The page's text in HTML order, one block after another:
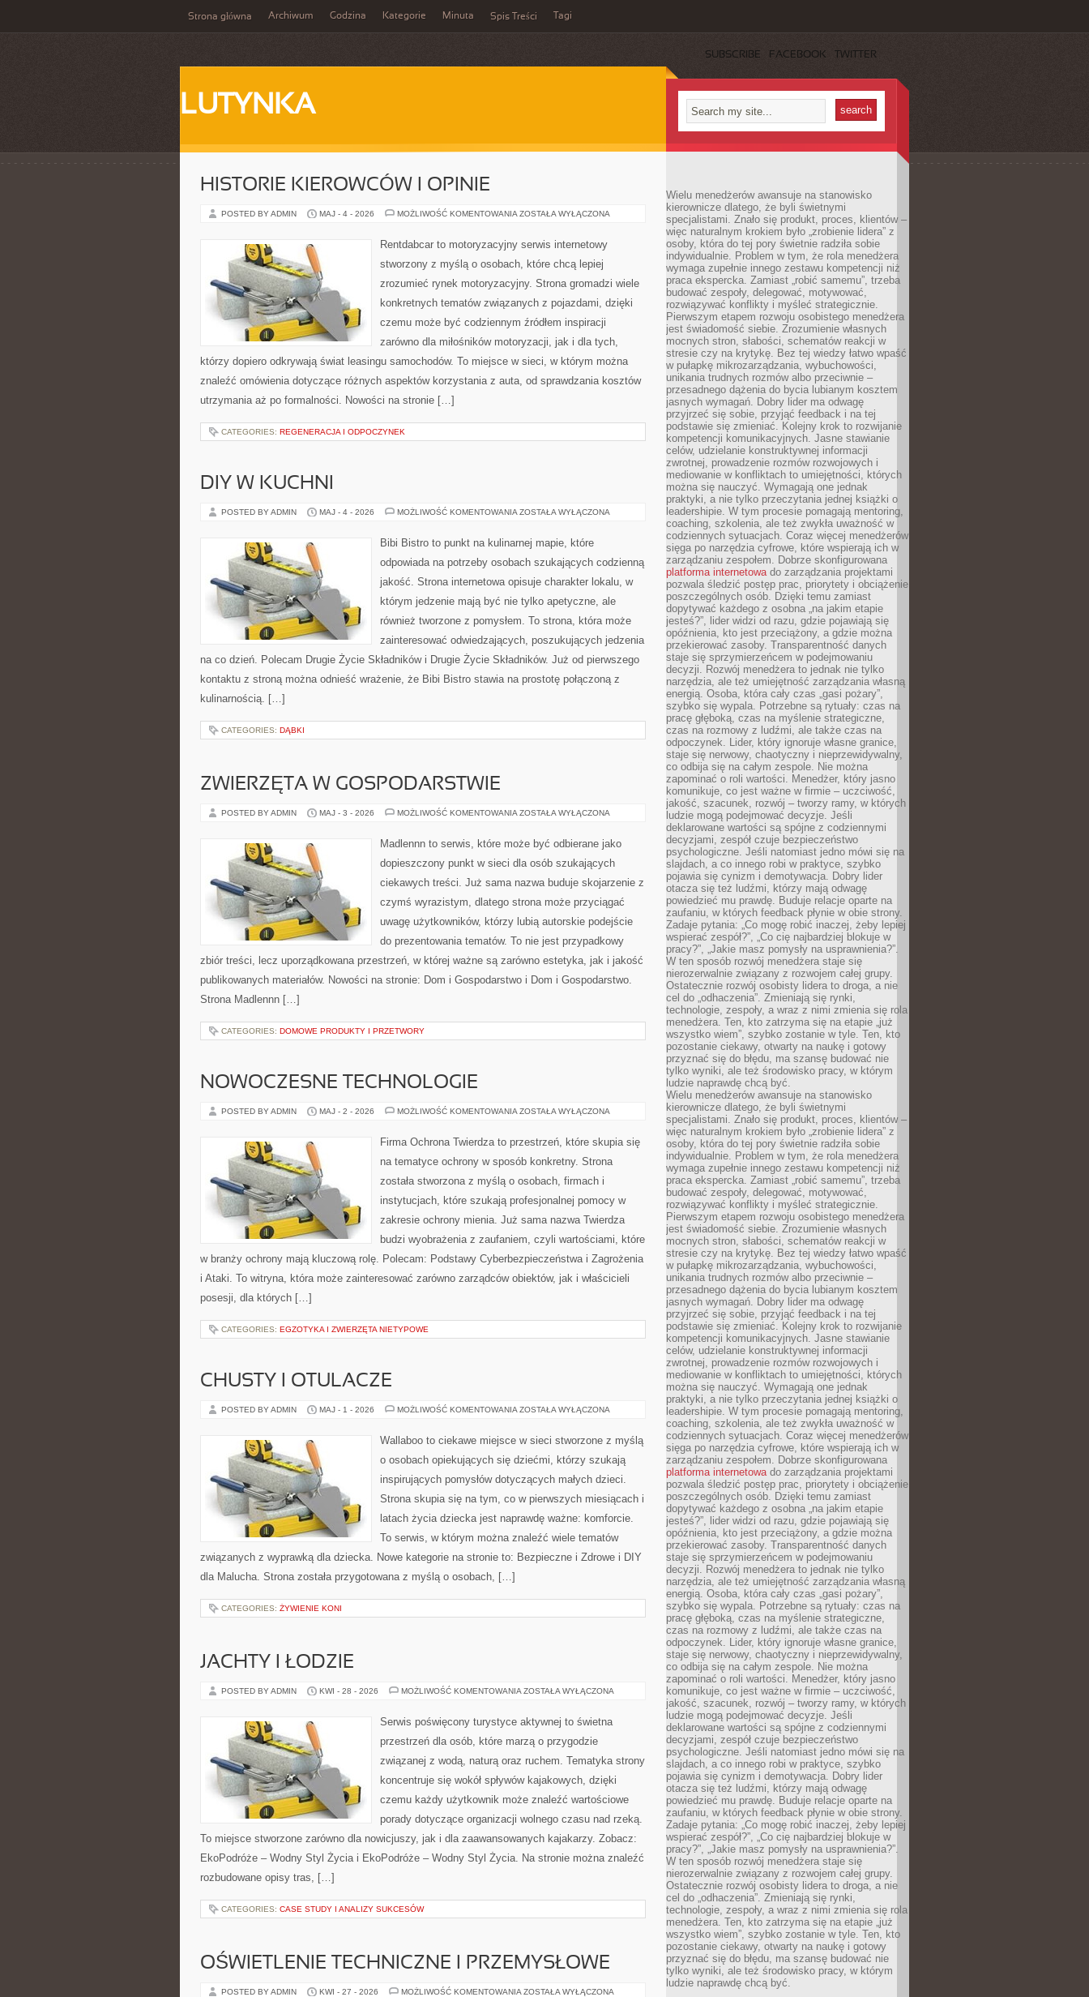
Strona główna Archiwum Godzina Kategorie Minuta Spis Treści Tagi
SUBSCRIBE FACEBOOK TWITTER
LUTYNKA
HISTORIE KIEROWCÓW I OPINIE
POSTED BY ADMIN MAJ - 4 - 2026 MOŻLIWOŚĆ KOMENTOWANIA HISTORIE
OPINIE
ZOSTAŁA WYŁĄCZONA
Rentdabcar to motoryzacyjny serwis internetowy
stworzony z myślą o osobach, które chcą lepiej
zrozumieć rynek motoryzacyjny. Strona gromadzi wiele
konkretnych tematów związanych z pojazdami, dzięki
czemu może być codziennym źródłem inspiracji
zarówno dla miłośników motoryzacji, jak i dla tych,
którzy dopiero odkrywają świat leasingu samochodów. To miejsce w sieci, w którym można
znaleźć omówienia dotyczące różnych aspektów korzystania z auta, od sprawdzania kosztów
utrzymania aż po formalności. Nowości na stronie […]
CATEGORIES: REGENERACJA I ODPOCZYNEK
DIY W KUCHNI
POSTED BY ADMIN MAJ - 4 - 2026 MOŻLIWOŚĆ KOMENTOWANIA DIY
ZOSTAŁA WYŁĄCZONA
Bibi Bistro to punkt na kulinarnej mapie, które
odpowiada na potrzeby osobach szukających codzienną
jakość. Strona internetowa opisuje charakter lokalu, w
którym jedzenie mają być nie tylko apetyczne, ale
również tworzone z pomysłem. To strona, która może
zainteresować odwiedzających, poszukujących jedzenia
na co dzień. Polecam Drugie Życie Składników i Drugie Życie Składników. Już od pierwszego
kontaktu z stroną można odnieść wrażenie, że Bibi Bistro stawia na prostotę połączoną z
kulinarnością. […]
CATEGORIES: DĄBKI
ZWIERZĘTA W GOSPODARSTWIE
POSTED BY ADMIN MAJ - 3 - 2026 MOŻLIWOŚĆ KOMENTOWANIA ZWIERZĘTA
ZOSTAŁA WYŁĄCZONA
Madlennn to serwis, które może być odbierane jako
dopieszczony punkt w sieci dla osób szukających
ciekawych treści. Już sama nazwa buduje skojarzenie z
czymś wyrazistym, dlatego strona może przyciągać
uwagę użytkowników, którzy lubią autorskie podejście
do prezentowania tematów. To nie jest przypadkowy
zbiór treści, lecz uporządkowana przestrzeń, w której ważne są zarówno estetyka, jak i jakość
publikowanych materiałów. Nowości na stronie: Dom i Gospodarstwo i Dom i Gospodarstwo.
Strona Madlennn […]
CATEGORIES: DOMOWE PRODUKTY I PRZETWORY
NOWOCZESNE TECHNOLOGIE
POSTED BY ADMIN MAJ - 2 - 2026 MOŻLIWOŚĆ KOMENTOWANIA NOWOCZESNE
ZOSTAŁA WYŁĄCZONA
Firma Ochrona Twierdza to przestrzeń, które skupia się
na tematyce ochrony w sposób konkretny. Strona
została stworzona z myślą o osobach, firmach i
instytucjach, które szukają profesjonalnej pomocy w
zakresie ochrony mienia. Już sama nazwa Twierdza
budzi wyobrażenia z zaufaniem, czyli wartościami, które
w branży ochrony mają kluczową rolę. Polecam: Podstawy Cyberbezpieczeństwa i Zagrożenia
i Ataki. To witryna, która może zainteresować zarówno zarządców obiektów, jak i właścicieli
posesji, dla których […]
CATEGORIES: EGZOTYKA I ZWIERZĘTA NIETYPOWE
CHUSTY I OTULACZE
POSTED BY ADMIN MAJ - 1 - 2026 MOŻLIWOŚĆ KOMENTOWANIA CHUSTY
ZOSTAŁA WYŁĄCZONA
Wallaboo to ciekawe miejsce w sieci stworzone z myślą
o osobach opiekujących się dziećmi, którzy szukają
inspirujących pomysłów dotyczących małych dzieci.
Strona skupia się na tym, co w pierwszych miesiącach i
latach życia dziecka jest naprawdę ważne: komforcie.
To serwis, w którym można znaleźć wiele tematów
związanych z wyprawką dla dziecka. Nowe kategorie na stronie to: Bezpieczne i Zdrowe i DIY
dla Malucha. Strona została przygotowana z myślą o osobach, […]
CATEGORIES: ŻYWIENIE KONI
JACHTY I ŁODZIE
POSTED BY ADMIN KWI - 28 - 2026 MOŻLIWOŚĆ KOMENTOWANIA JACHTY
ZOSTAŁA WYŁĄCZONA
Serwis poświęcony turystyce aktywnej to świetna
przestrzeń dla osób, które marzą o przygodzie
związanej z wodą, naturą oraz ruchem. Tematyka strony
koncentruje się wokół spływów kajakowych, dzięki
czemu każdy użytkownik może znaleźć wartościowe
porady dotyczące organizacji wolnego czasu nad rzeką.
To miejsce stworzone zarówno dla nowicjuszy, jak i dla zaawansowanych kajakarzy. Zobacz:
EkoPodróże – Wodny Styl Życia i EkoPodróże – Wodny Styl Życia. Na stronie można znaleźć
rozbudowane opisy tras, […]
CATEGORIES: CASE STUDY I ANALIZY SUKCESÓW
OŚWIETLENIE TECHNICZNE I PRZEMYSŁOWE
POSTED BY ADMIN KWI - 27 - 2026 MOŻLIWOŚĆ KOMENTOWANIA OŚWIETLENIE
ZOSTAŁA WYŁĄCZONA
Wielu menedżerów awansuje na stanowisko
kierownicze dlatego, że byli świetnymi
specjalistami. Znało się produkt, proces, klientów –
więc naturalnym krokiem było „zrobienie lidera” z
osoby, która do tej pory świetnie radziła sobie
indywidualnie. Problem w tym, że rola menedżera
wymaga zupełnie innego zestawu kompetencji niż
praca ekspercka. Zamiast „robić samemu”, trzeba
budować zespoły, delegować, motywować,
rozwiązywać konflikty i myśleć strategicznie.
Pierwszym etapem rozwoju osobistego menedżera
jest świadomość siebie. Zrozumienie własnych
mocnych stron, słabości, schematów reakcji w
stresie czy na krytykę. Bez tej wiedzy łatwo wpaść
w pułapkę mikrozarządzania, wybuchowości,
unikania trudnych rozmów albo przeciwnie –
przesadnego dążenia do bycia lubianym kosztem
jasnych wymagań. Dobry lider ma odwagę
przyjrzeć się sobie, przyjąć feedback i na tej
podstawie się zmieniać. Kolejny krok to rozwijanie
kompetencji komunikacyjnych. Jasne stawianie
celów, udzielanie konstruktywnej informacji
zwrotnej, prowadzenie rozmów rozwojowych i
mediowanie w konfliktach to umiejętności, których
można się nauczyć. Wymagają one jednak
praktyki, a nie tylko przeczytania jednej książki o
leadershipie. W tym procesie pomagają mentoring,
coaching, szkolenia, ale też zwykła uważność w
codziennych sytuacjach. Coraz więcej menedżerów
sięga po narzędzia cyfrowe, które wspierają ich w
zarządzaniu zespołem. Dobrze skonfigurowana
platforma internetowado zarządzania projektami
pozwala śledzić postęp prac, priorytety i obciążenie
poszczególnych osób. Dzięki temu zamiast
dopytywać każdego z osobna „na jakim etapie
jesteś?”, lider widzi od razu, gdzie pojawiają się
opóźnienia, kto jest przeciążony, a gdzie można
przekierować zasoby. Transparentność danych
staje się sprzymierzeńcem w podejmowaniu
decyzji. Rozwój menedżera to jednak nie tylko
narzędzia, ale też umiejętność zarządzania własną
energią. Osoba, która cały czas „gasi pożary”,
szybko się wypala. Potrzebne są rytuały: czas na
pracę głęboką, czas na myślenie strategiczne,
czas na rozmowy z ludźmi, ale także czas na
odpoczynek. Lider, który ignoruje własne granice,
staje się nerwowy, chaotyczny i nieprzewidywalny,
co odbija się na całym zespole. Nie można
zapominać o roli wartości. Menedżer, który jasno
komunikuje, co jest ważne w firmie – uczciwość,
jakość, szacunek, rozwój – tworzy ramy, w których
ludzie mogą podejmować decyzje. Jeśli
deklarowane wartości są spójne z codziennymi
decyzjami, zespół czuje bezpieczeństwo
psychologiczne. Jeśli natomiast jedno mówi się na
slajdach, a co innego robi w praktyce, szybko
pojawia się cynizm i demotywacja. Dobry lider
otacza się też ludźmi, którzy mają odwagę
powiedzieć mu prawdę. Buduje relacje oparte na
zaufaniu, w których feedback płynie w obie strony.
Zadaje pytania: „Co mogę robić inaczej, żeby lepiej
wspierać zespół?”, „Co cię najbardziej blokuje w
pracy?”, „Jakie masz pomysły na usprawnienia?”.
W ten sposób rozwój menedżera staje się
nierozerwalnie związany z rozwojem całej grupy.
Ostatecznie rozwój osobisty lidera to droga, a nie
cel do „odhaczenia”. Zmieniają się rynki,
technologie, zespoły, a wraz z nimi zmienia się rola
menedżera. Ten, kto zatrzyma się na etapie „już
wszystko wiem”, szybko zostanie w tyle. Ten, kto
pozostanie ciekawy, otwarty na naukę i gotowy
przyznać się do błędu, ma szansę budować nie
tylko wyniki, ale też środowisko pracy, w którym
ludzie naprawdę chcą być.
Wielu menedżerów awansuje na stanowisko
kierownicze dlatego, że byli świetnymi
specjalistami. Znało się produkt, proces, klientów –
więc naturalnym krokiem było „zrobienie lidera” z
osoby, która do tej pory świetnie radziła sobie
indywidualnie. Problem w tym, że rola menedżera
wymaga zupełnie innego zestawu kompetencji niż
praca ekspercka. Zamiast „robić samemu”, trzeba
budować zespoły, delegować, motywować,
rozwiązywać konflikty i myśleć strategicznie.
Pierwszym etapem rozwoju osobistego menedżera
jest świadomość siebie. Zrozumienie własnych
mocnych stron, słabości, schematów reakcji w
stresie czy na krytykę. Bez tej wiedzy łatwo wpaść
w pułapkę mikrozarządzania, wybuchowości,
unikania trudnych rozmów albo przeciwnie –
przesadnego dążenia do bycia lubianym kosztem
jasnych wymagań. Dobry lider ma odwagę
przyjrzeć się sobie, przyjąć feedback i na tej
podstawie się zmieniać. Kolejny krok to rozwijanie
kompetencji komunikacyjnych. Jasne stawianie
celów, udzielanie konstruktywnej informacji
zwrotnej, prowadzenie rozmów rozwojowych i
mediowanie w konfliktach to umiejętności, których
można się nauczyć. Wymagają one jednak
praktyki, a nie tylko przeczytania jednej książki o
leadershipie. W tym procesie pomagają mentoring,
coaching, szkolenia, ale też zwykła uważność w
codziennych sytuacjach. Coraz więcej menedżerów
sięga po narzędzia cyfrowe, które wspierają ich w
zarządzaniu zespołem. Dobrze skonfigurowana
platforma internetowado zarządzania projektami
pozwala śledzić postęp prac, priorytety i obciążenie
poszczególnych osób. Dzięki temu zamiast
dopytywać każdego z osobna „na jakim etapie
jesteś?”, lider widzi od razu, gdzie pojawiają się
opóźnienia, kto jest przeciążony, a gdzie można
przekierować zasoby. Transparentność danych
staje się sprzymierzeńcem w podejmowaniu
decyzji. Rozwój menedżera to jednak nie tylko
narzędzia, ale też umiejętność zarządzania własną
energią. Osoba, która cały czas „gasi pożary”,
szybko się wypala. Potrzebne są rytuały: czas na
pracę głęboką, czas na myślenie strategiczne,
czas na rozmowy z ludźmi, ale także czas na
odpoczynek. Lider, który ignoruje własne granice,
staje się nerwowy, chaotyczny i nieprzewidywalny,
co odbija się na całym zespole. Nie można
zapominać o roli wartości. Menedżer, który jasno
komunikuje, co jest ważne w firmie – uczciwość,
jakość, szacunek, rozwój – tworzy ramy, w których
ludzie mogą podejmować decyzje. Jeśli
deklarowane wartości są spójne z codziennymi
decyzjami, zespół czuje bezpieczeństwo
psychologiczne. Jeśli natomiast jedno mówi się na
slajdach, a co innego robi w praktyce, szybko
pojawia się cynizm i demotywacja. Dobry lider
otacza się też ludźmi, którzy mają odwagę
powiedzieć mu prawdę. Buduje relacje oparte na
zaufaniu, w których feedback płynie w obie strony.
Zadaje pytania: „Co mogę robić inaczej, żeby lepiej
wspierać zespół?”, „Co cię najbardziej blokuje w
pracy?”, „Jakie masz pomysły na usprawnienia?”.
W ten sposób rozwój menedżera staje się
nierozerwalnie związany z rozwojem całej grupy.
Ostatecznie rozwój osobisty lidera to droga, a nie
cel do „odhaczenia”. Zmieniają się rynki,
technologie, zespoły, a wraz z nimi zmienia się rola
menedżera. Ten, kto zatrzyma się na etapie „już
wszystko wiem”, szybko zostanie w tyle. Ten, kto
pozostanie ciekawy, otwarty na naukę i gotowy
przyznać się do błędu, ma szansę budować nie
tylko wyniki, ale też środowisko pracy, w którym
ludzie naprawdę chcą być.